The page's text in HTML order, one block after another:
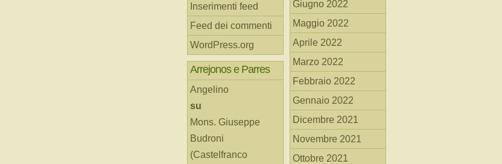
Inserimenti feed
Feed dei commenti
WordPress.org
Arrejonos e Parres
Angelino
su
Mons. Giuseppe
Budroni
(Castelfranco
Giugno 2022
Maggio 2022
Aprile 2022
Marzo 2022
Febbraio 2022
Gennaio 2022
Dicembre 2021
Novembre 2021
Ottobre 2021